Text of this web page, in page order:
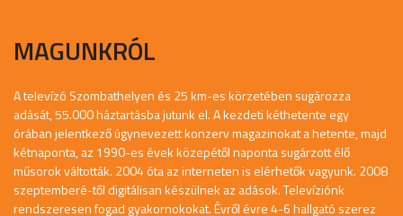
MAGUNKRÓL
A televízó Szombathelyen és 25 km-es körzetében sugározza
adását, 55.000 háztartásba jutunk el. A kezdeti kéthetente egy
órában jelentkező úgynevezett konzerv magazinokat a hetente, majd
kétnaponta, az 1990-es évek közepétől naponta sugárzott élő
műsorok váltották. 2004 óta az interneten is elérhetők vagyunk. 2008
szeptemberé-től digitálisan készülnek az adások. Televíziónk
rendszeresen fogad gyakornokokat. Évről évre 4-6 hallgató szerez